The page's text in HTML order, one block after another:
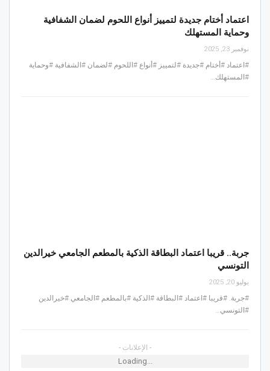
اعتماد أختام جديدة لتمييز أنواع اللحوم لضمان الشفافية
وحماية المستهلك
نوفمبر 23, 2025
#اعتماد #أختام #جديدة #لتمييز #أنواع #اللحوم #لضمان #الشفافية #وحماية
#المستهلك…
جربة.. قريبا اعتماد البطاقة الذكية بالمطعم الجامعي خيرالدين
التونسي
يوليو 20, 2025
#جربة. #قريبا #اعتماد #البطاقة #الذكية #بالمطعم #الجامعي #خيرالدين
#التونسي…
- الإعلانات -
Loading...